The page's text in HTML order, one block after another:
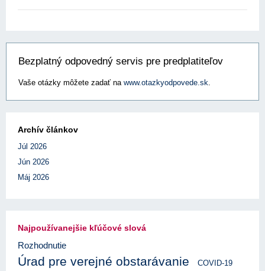
Bezplatný odpovedný servis pre predplatiteľov
Vaše otázky môžete zadať na www.otazkyodpovede.sk
Archív článkov
Júl 2026
Jún 2026
Máj 2026
Najpoužívanejšie kľúčové slová
Rozhodnutie
Úrad pre verejné obstarávanie
COVID-19